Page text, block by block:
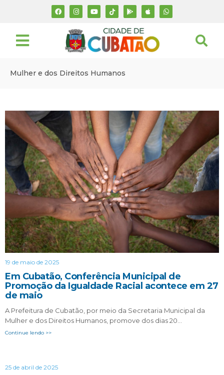
Mulher e dos Direitos Humanos
19 de maio de 2025
Em Cubatão, Conferência Municipal de
Promoção da Igualdade Racial acontece em 27
de maio
A Prefeitura de Cubatão, por meio da Secretaria Municipal da
Mulher e dos Direitos Humanos, promove dos dias 20…
Continue lendo >>
25 de abril de 2025